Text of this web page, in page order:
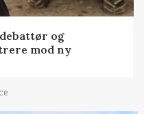
og
mod ny